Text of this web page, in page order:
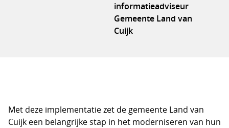
informatieadviseur
Gemeente Land van
Cuijk
Met deze implementatie zet de gemeente Land van
Cuijk een belangrijke stap in het moderniseren van hun